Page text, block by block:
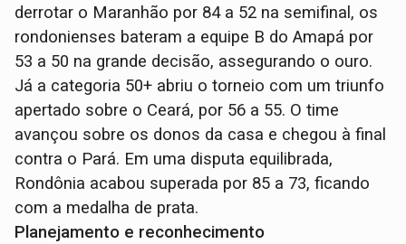
derrotar o Maranhão por 84 a 52 na semifinal, os
rondonienses bateram a equipe B do Amapá por
53 a 50 na grande decisão, assegurando o ouro.
Já a categoria 50+ abriu o torneio com um triunfo
apertado sobre o Ceará, por 56 a 55. O time
avançou sobre os donos da casa e chegou à final
contra o Pará. Em uma disputa equilibrada,
Rondônia acabou superada por 85 a 73, ficando
com a medalha de prata.
Planejamento e reconhecimento